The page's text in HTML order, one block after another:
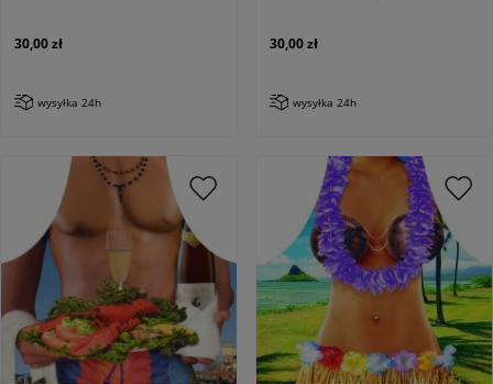
30,00 zł
wysyłka 24h
30,00 zł
wysyłka 24h